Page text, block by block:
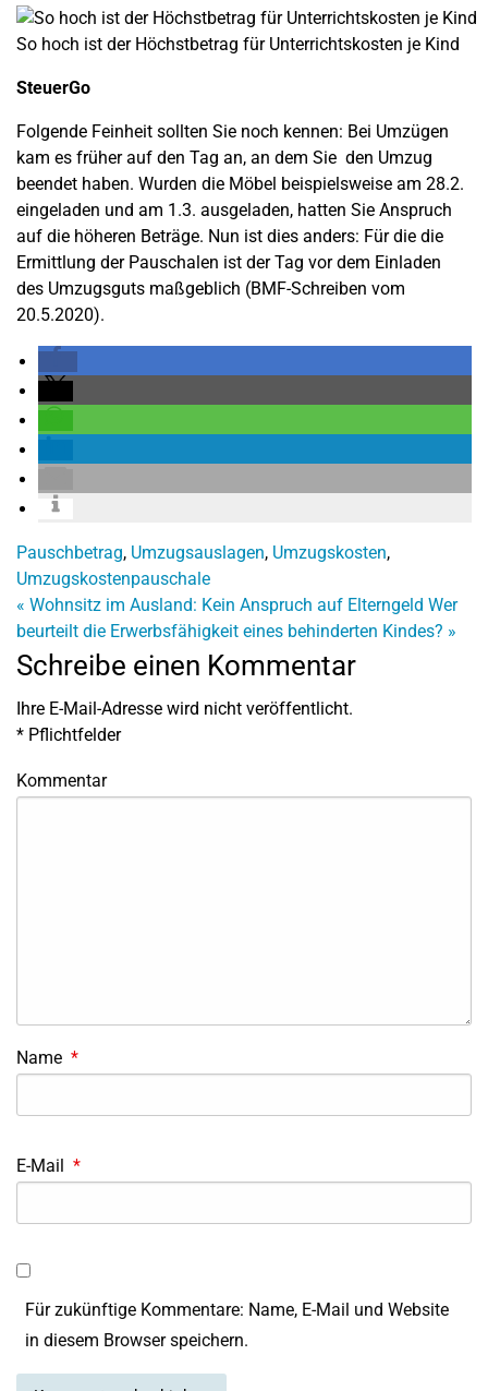
So hoch ist der Höchstbetrag für Unterrichtskosten je Kind
SteuerGo
Folgende Feinheit sollten Sie noch kennen: Bei Umzügen
kam es früher auf den Tag an, an dem Sie den Umzug
beendet haben. Wurden die Möbel beispielsweise am 28.2.
eingeladen und am 1.3. ausgeladen, hatten Sie Anspruch
auf die höheren Beträge. Nun ist dies anders: Für die die
Ermittlung der Pauschalen ist der Tag vor dem Einladen
des Umzugsguts maßgeblich (BMF-Schreiben vom
20.5.2020).
Pauschbetrag, Umzugsauslagen, Umzugskosten,
Umzugskostenpauschale
« Wohnsitz im Ausland: Kein Anspruch auf Elterngeld Wer
beurteilt die Erwerbsfähigkeit eines behinderten Kindes? »
Schreibe einen Kommentar
Ihre E-Mail-Adresse wird nicht veröffentlicht.
* Pflichtfelder
Kommentar
Name *
E-Mail *
Für zukünftige Kommentare: Name, E-Mail und Website
in diesem Browser speichern.